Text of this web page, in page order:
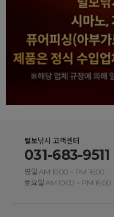
털보낚시 고객센터
031-683-9511
평일 AM 10:00 ~ PM 16:00
토요일 AM 10:00 ~ PM 16:00